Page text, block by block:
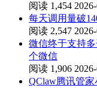
阅读 1,454
每天调用量破
阅读 2,547
微信终于支持
个微信
阅读 1,906
QClaw腾讯管家